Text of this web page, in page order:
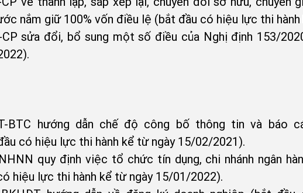
nắm giữ 100% vốn điều lệ (bắt đầu có hiệu lực thi
sửa đổi, bổ sung một số điều của Nghị định 153/
BTC hướng dẫn chế độ công bố thông tin và báo
có hiệu lực thi hành kể từ ngày 15/02/2021).
quy định việc tổ chức tín dụng, chi nhánh ngân
hiệu lực thi hành kể từ ngày 15/01/2022).